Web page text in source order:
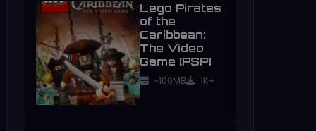
Lego Pirates
of the
Caribbean:
The Video
Game [PSP]
~100MB 1K+